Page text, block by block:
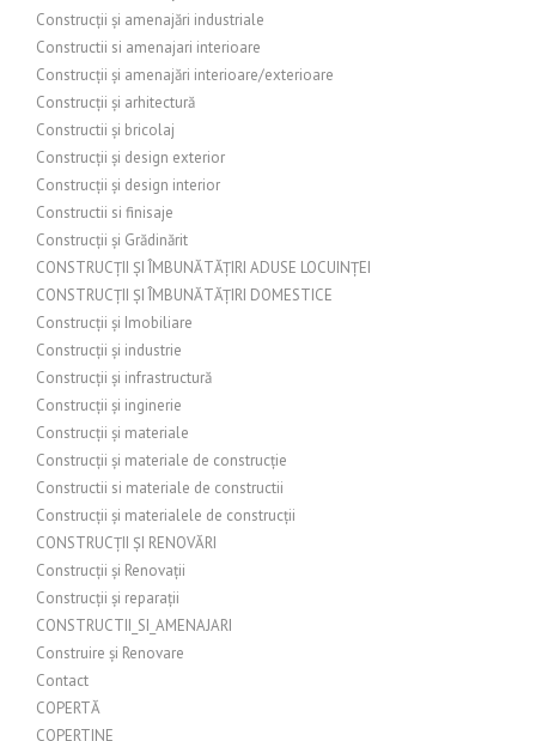
Construcții și amenajări industriale
Constructii si amenajari interioare
Construcții și amenajări interioare/exterioare
Construcții și arhitectură
Constructii și bricolaj
Construcții și design exterior
Construcții și design interior
Constructii si finisaje
Construcții și Grădinărit
CONSTRUCȚII ȘI ÎMBUNĂTĂȚIRI ADUSE LOCUINȚEI
CONSTRUCȚII ȘI ÎMBUNĂTĂȚIRI DOMESTICE
Construcții și Imobiliare
Construcții și industrie
Construcții și infrastructură
Construcții și inginerie
Construcții și materiale
Construcții și materiale de construcție
Constructii si materiale de constructii
Construcții și materialele de construcții
CONSTRUCȚII ȘI RENOVĂRI
Construcții și Renovații
Construcții și reparații
CONSTRUCTII_SI_AMENAJARI
Construire și Renovare
Contact
COPERTĂ
COPERTINE